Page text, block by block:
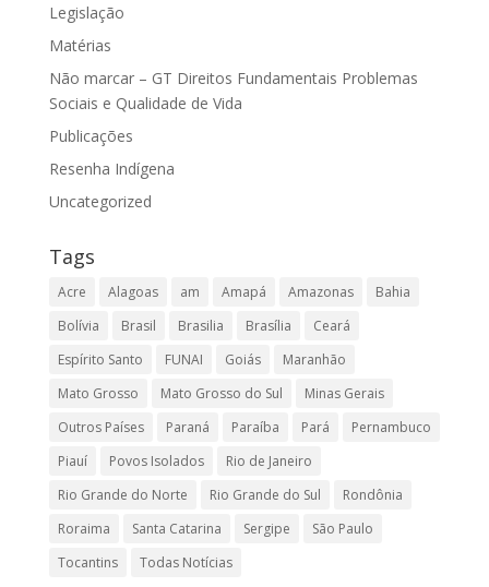
Legislação
Matérias
Não marcar – GT Direitos Fundamentais Problemas
Sociais e Qualidade de Vida
Publicações
Resenha Indígena
Uncategorized
Tags
Acre Alagoas am Amapá Amazonas
Bahia
Bolívia
Brasil Brasilia Brasília
Ceará
Espírito Santo
FUNAI Goiás
Maranhão
Mato Grosso
Mato Grosso do Sul
Minas Gerais
Outros Países
Paraná Paraíba Pará
Pernambuco
Piauí
Povos Isolados
Rio de Janeiro
Rio Grande do Norte
Rio Grande do Sul
Rondônia
Roraima
Santa Catarina Sergipe
São Paulo
Tocantins
Todas Notícias